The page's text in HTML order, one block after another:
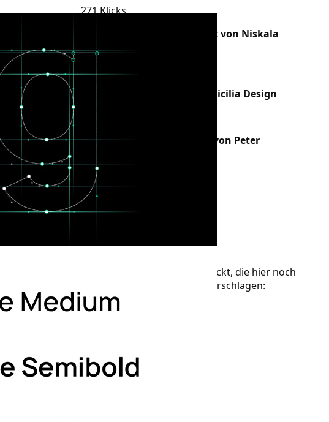
271 Klicks
Grisly Beast – Beliebter Font von Niskala
Huruf
221 Klicks
Salt Waves – Ein Font von Pricilia Design
325 Klicks
Montecarlo – Ein Free Font von Peter
Wiegel
343 Klicks
Font vorschlagen
Eine kostenlose Schrift entdeckt, die hier noch
fehlt? Jetzt einen Free Font vorschlagen:
Font vorschlagen